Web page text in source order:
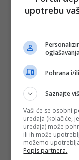
upotrebu
Pohrana i/
Saznajte
Vaši će se osobni
uređaja (kolačiće,
uređaja) može
ili ih može
možemo
Popis partnera.